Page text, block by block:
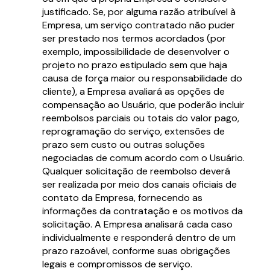
justificado. Se, por alguma razão atribuível à
Empresa, um serviço contratado não puder
ser prestado nos termos acordados (por
exemplo, impossibilidade de desenvolver o
projeto no prazo estipulado sem que haja
causa de força maior ou responsabilidade do
cliente), a Empresa avaliará as opções de
compensação ao Usuário, que poderão incluir
reembolsos parciais ou totais do valor pago,
reprogramação do serviço, extensões de
prazo sem custo ou outras soluções
negociadas de comum acordo com o Usuário.
Qualquer solicitação de reembolso deverá
ser realizada por meio dos canais oficiais de
contato da Empresa, fornecendo as
informações da contratação e os motivos da
solicitação. A Empresa analisará cada caso
individualmente e responderá dentro de um
prazo razoável, conforme suas obrigações
legais e compromissos de serviço.